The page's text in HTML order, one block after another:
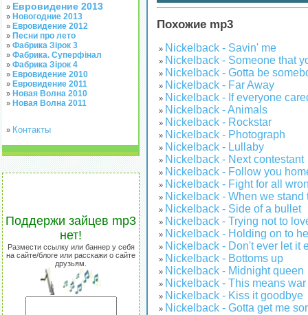
» Евровидение 2013
» Новогодние 2013
» Евровидение 2012
» Песни про лето
» Фабрика Зірок 3
» Фабрика. Суперфінал
» Фабрика Зірок 4
» Евровидение 2010
» Евровидение 2011
» Новая Волна 2010
» Новая Волна 2011
» Контакты
Поддержи зайцев mp3
нет!
Размести ссылку или баннер у себя
на сайте/блоге или расскажи о сайте
друзьям.
Похожие mp3
» Nickelback - Savin' me
» Nickelback - Someone that
» Nickelback - Gotta be
» Nickelback - Far Away
» Nickelback - If everyone
» Nickelback - Animals
» Nickelback - Rockstar
» Nickelback - Photograph
» Nickelback - Lullaby
» Nickelback - Next contestant
» Nickelback - Follow you
» Nickelback - Fight for all
» Nickelback - When we stand
» Nickelback - Side of a bullet
» Nickelback - Trying not to
» Nickelback - Holding on to
» Nickelback - Don't ever let it
» Nickelback - Bottoms up
» Nickelback - Midnight queen
» Nickelback - This means war
» Nickelback - Kiss it goodbye
» Nickelback - Gotta get me